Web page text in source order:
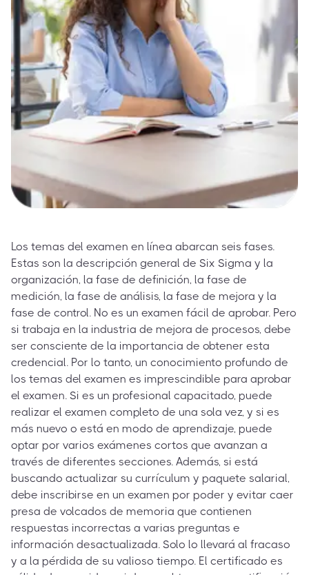
Los temas del examen en línea abarcan seis fases.
Estas son la descripción general de Six Sigma y la
organización, la fase de definición, la fase de
medición, la fase de análisis, la fase de mejora y la
fase de control. No es un examen fácil de aprobar. Pero
si trabaja en la industria de mejora de procesos, debe
ser consciente de la importancia de obtener esta
credencial. Por lo tanto, un conocimiento profundo de
los temas del examen es imprescindible para aprobar
el examen. Si es un profesional capacitado, puede
realizar el examen completo de una sola vez, y si es
más nuevo o está en modo de aprendizaje, puede
optar por varios exámenes cortos que avanzan a
través de diferentes secciones. Además, si está
buscando actualizar su currículum y paquete salarial,
debe inscribirse en un examen por poder y evitar caer
presa de volcados de memoria que contienen
respuestas incorrectas a varias preguntas e
información desactualizada. Solo lo llevará al fracaso
y a la pérdida de su valioso tiempo. El certificado es